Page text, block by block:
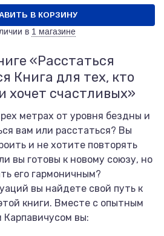
В КОРЗИНУ
в 1 магазине
«Расстаться
Книга для тех, кто
хочет счастливых»
метрах от уровня бездны и
вам или расстаться? Вы
и не хотите повторять
вы готовы к новому союзу, но
его гармоничным?
вы найдете свой путь к
книги. Вместе с опытным
Карпавичусом вы: